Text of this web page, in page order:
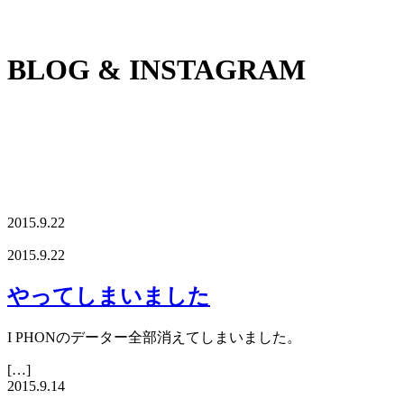
BLOG & INSTAGRAM
2015.9.22
2015.9.22
やってしまいました
I PHONのデーター全部消えてしまいました。
[…]
2015.9.14